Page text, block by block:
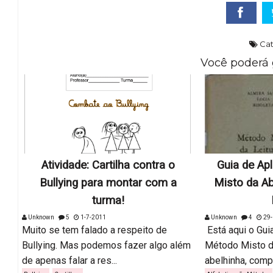
Você
Atividade: Cartilha contra o
Bullying para montar com a
turma!
Unknown 5 1-7-2011
Muito se tem falado a respeito de
Bullying. Mas podemos fazer algo além
de apenas falar a res...
Guia de
Misto da
Unknown 4 29-
Está aqui o
Método Misto
abelhinha,